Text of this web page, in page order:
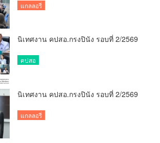
แกลลอรี่
นิเทศงาน คปสอ.กรงปินัง รอบที่ 2/2569
คปสอ
นิเทศงาน คปสอ.กรงปินัง รอบที่ 2/2569
แกลลอรี่